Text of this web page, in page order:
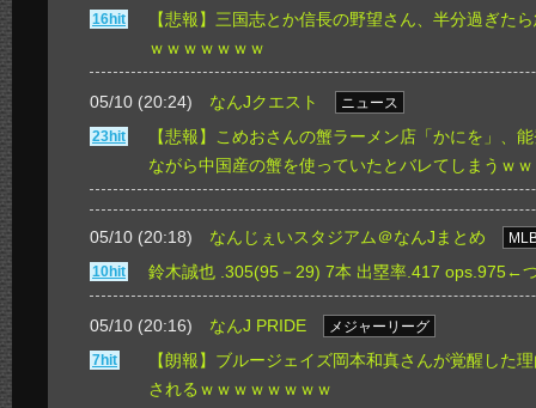
16hit
【悲報】三国志とか信長の野望さん、半分過ぎた
ｗｗｗｗｗｗｗ
05/10 (20:24) なんJクエスト
ニュース
23hit
【悲報】こめおさんの蟹ラーメン店「かにを」、
ながら中国産の蟹を使っていたとバレてしまうｗ
05/10 (20:18) なんじぇいスタジアム＠なんJまとめ
10hit
鈴木誠也 .305(95－29) 7本 出塁率.417 ops.975←
05/10 (20:16) なんJ PRIDE
メジャーリーグ
7hit
【朗報】ブルージェイズ岡本和真さんが覚醒した
されるｗｗｗｗｗｗｗｗ